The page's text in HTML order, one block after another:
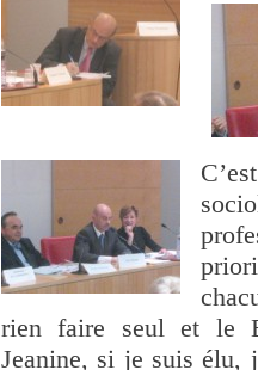
rien faire seul et le
Jeanine, si je suis élu,